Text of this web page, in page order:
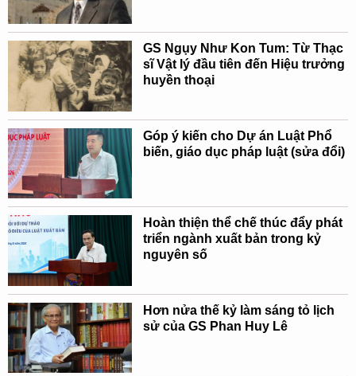
GS Ngụy Như Kon Tum: Từ Thạc
sĩ Vật lý đầu tiên đến Hiệu trưởng
huyền thoại
Góp ý kiến cho Dự án Luật Phổ
biến, giáo dục pháp luật (sửa đổi)
Hoàn thiện thể chế thúc đẩy phát
triển ngành xuất bản trong kỷ
nguyên số
Hơn nửa thế kỷ làm sáng tỏ lịch
sử của GS Phan Huy Lê